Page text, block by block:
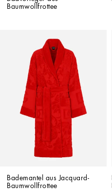
Baumwollfrottee
Bademantel aus Jacquard-
Baumwollfrottee